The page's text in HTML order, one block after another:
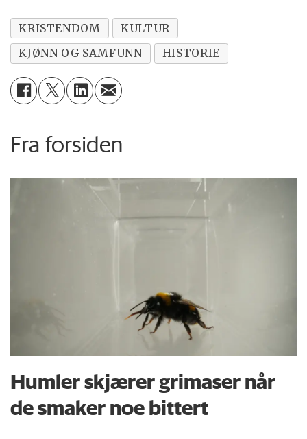
KRISTENDOM
KULTUR
KJØNN OG SAMFUNN
HISTORIE
Fra forsiden
Humler skjærer grimaser når
de smaker noe bittert